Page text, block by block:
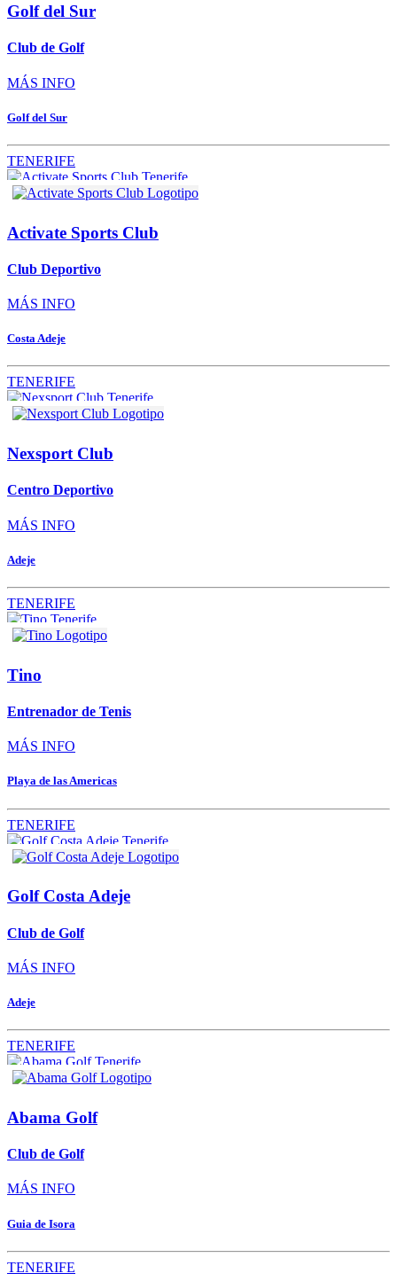
Golf del Sur
Club de Golf
MÁS INFO
Golf del Sur
TENERIFE
Activate Sports Club
Club Deportivo
MÁS INFO
Costa Adeje
TENERIFE
Nexsport Club
Centro Deportivo
MÁS INFO
Adeje
TENERIFE
Tino
Entrenador de Tenis
MÁS INFO
Playa de las Americas
TENERIFE
Golf Costa Adeje
Club de Golf
MÁS INFO
Adeje
TENERIFE
Abama Golf
Club de Golf
MÁS INFO
Guia de Isora
TENERIFE